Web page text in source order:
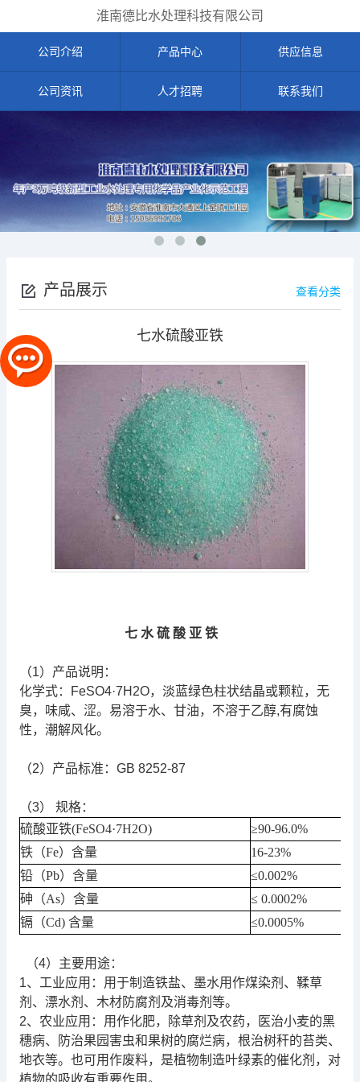
淮南德比水处理科技有限公司
公司介绍 产品中心 供应信息
公司资讯 人才招聘 联系我们
产品展示 查看分类
七水硫酸亚铁
七 水 硫 酸 亚 铁
（1）产品说明：
化学式：FeSO4·7H2O，淡蓝绿色柱状结晶或颗粒，无
臭，味咸、涩。易溶于水、甘油，不溶于乙醇,有腐蚀
性，潮解风化。
（2）产品标准：GB 8252-87
（3） 规格：
硫酸亚铁(FeSO4·7H2O)
≥90-96.0%
铁（Fe）含量
16-23%
铅（Pb）含量
≤0.002%
砷（As）含量
≤ 0.0002%
镉（Cd) 含量 ≤0.0005%
（4）主要用途：
1、工业应用：用于制造铁盐、墨水用作煤染剂、鞣草
剂、漂水剂、木材防腐剂及消毒剂等。
2、农业应用：用作化肥，除草剂及农药，医治小麦的黑
穗病、防治果园害虫和果树的腐烂病，根治树秆的苔类、
地衣等。也可用作废料，是植物制造叶绿素的催化剂，对
植物的吸收有重要作用。